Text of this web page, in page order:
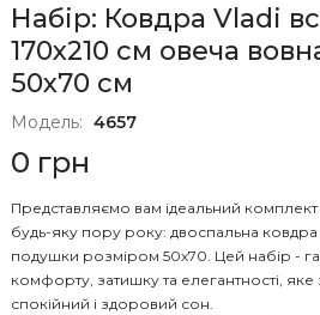
Набір: Ковдра Vladi
170х210 см овеча
50x70 см
Модель: 4657
0 грн
Представляємо вам ідеальний
будь-яку пору року: двоспальна ковдра
подушки розміром 50х70. Цей набір -
комфорту, затишку та елегантності, яке
спокійний і здоровий сон.